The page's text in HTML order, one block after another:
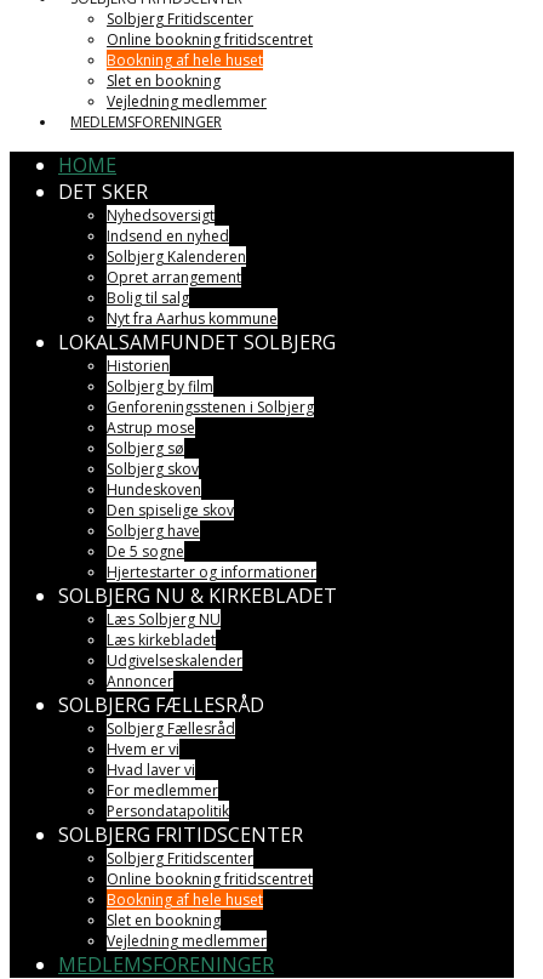
Solbjerg Fritidscenter
Online bookning fritidscentret
Bookning af hele huset
Slet en bookning
Vejledning medlemmer
MEDLEMSFORENINGER
HOME
DET SKER
Nyhedsoversigt
Indsend en nyhed
Solbjerg Kalenderen
Opret arrangement
Bolig til salg
Nyt fra Aarhus kommune
LOKALSAMFUNDET SOLBJERG
Historien
Solbjerg by film
Genforeningsstenen i Solbjerg
Astrup mose
Solbjerg sø
Solbjerg skov
Hundeskoven
Den spiselige skov
Solbjerg have
De 5 sogne
Hjertestarter og informationer
SOLBJERG NU & KIRKEBLADET
Læs Solbjerg NU
Læs kirkebladet
Udgivelseskalender
Annoncer
SOLBJERG FÆLLESRÅD
Solbjerg Fællesråd
Hvem er vi
Hvad laver vi
For medlemmer
Persondatapolitik
SOLBJERG FRITIDSCENTER
Solbjerg Fritidscenter
Online bookning fritidscentret
Bookning af hele huset
Slet en bookning
Vejledning medlemmer
MEDLEMSFORENINGER